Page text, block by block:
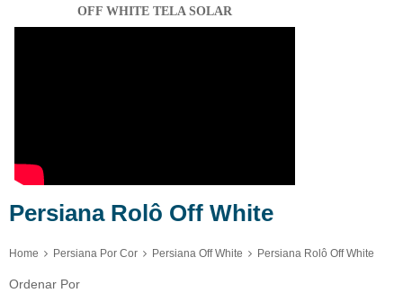
OFF WHITE TELA SOLAR
Persiana Rolô Off White
Home Persiana Por Cor Persiana Off White Persiana Rolô Off White
Ordenar Por